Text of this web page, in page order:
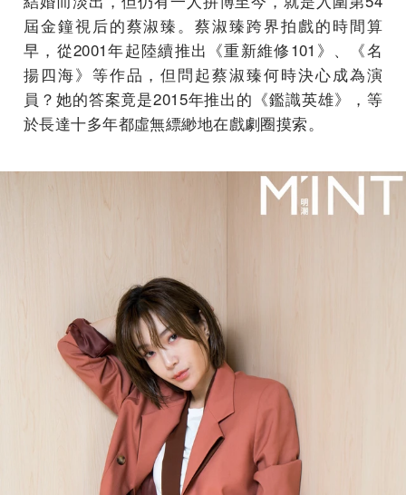
屆金鐘視后的蔡淑臻。蔡淑臻跨界拍戲的時間算
早，從2001年起陸續推出《重新維修101》、《名
揚四海》等作品，但問起蔡淑臻何時決心成為演
員？她的答案竟是2015年推出的《鑑識英雄》，等
於長達十多年都虛無縹緲地在戲劇圈摸索。